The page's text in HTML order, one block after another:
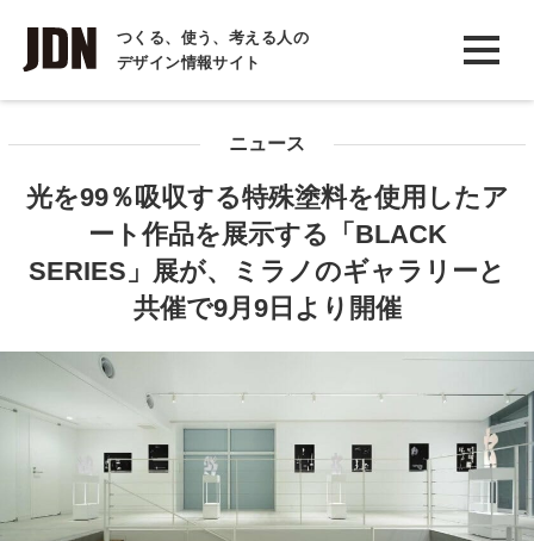
つくる、使う、考える人の
デザイン情報サイト
INTERVIEW
インタビュー
COLUMN
コラム
ニュース
光を99％吸収する特殊塗料を使用したア
ート作品を展示する「BLACK
SERIES」展が、ミラノのギャラリーと
共催で9月9日より開催